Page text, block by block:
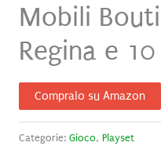
Mobili
Regina e
Compralo su Amazon
Categorie: Gioco, Playset